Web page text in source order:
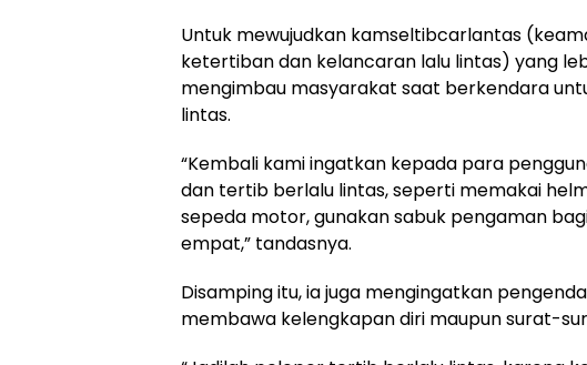
Untuk mewujudkan kamseltibcarlantas
ketertiban dan kelancaran lalu lintas) yang
mengimbau masyarakat saat berkendara
lintas.
“Kembali kami ingatkan kepada para
dan tertib berlalu lintas, seperti memakai
sepeda motor, gunakan sabuk pengaman
empat,” tandasnya.
Disamping itu, ia juga mengingatkan
membawa kelengkapan diri maupun surat-